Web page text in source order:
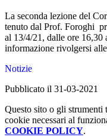
La seconda lezione del
tenuto dal Prof. Foroghi
al 13/4/21, dalle ore 16,30
informazione rivolgersi
Notizie
Pubblicato il 31-03-2021
Questo sito o gli strumenti
cookie necessari al
COOKIE POLICY.